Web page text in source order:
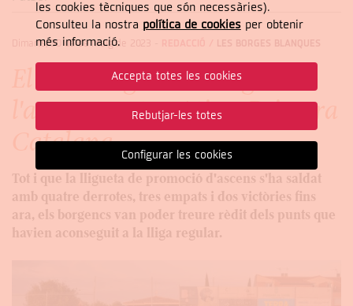
CERCAR
Dimarts, 30 de de maig de 2023 LES BORGES BLANQUES
El C.F. Borges aconsegueix
l'ascens matemàtic a Primera
Catalana
Tot i que la lligueta de promoció d'ascens s'ha saldat
amb quatre derrotes, tres empats i dos victòries fins
ara, els borgencs van poder treure rèdit dels punts que
havien aconseguit a la lliga regular.
les cookies tècniques que són necessàries).
Consulteu la nostra política de cookiesper obtenir
més informació.
Accepta totes les cookies
Rebutjar-les totes
Configurar les cookies